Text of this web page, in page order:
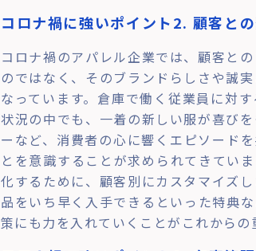
コロナ禍に強いポイント2. 顧客と
コロナ禍のアパレル企業では、顧客と
のではなく、そのブランドらしさや誠
なっています。倉庫で働く従業員に対
状況の中でも、一着の新しい服が喜び
ーなど、消費者の心に響くエピソード
とを意識することが求められてきてい
化するために、顧客別にカスタマイズ
品をいち早く入手できるといった特典
策にも力を入れていくことがこれからの